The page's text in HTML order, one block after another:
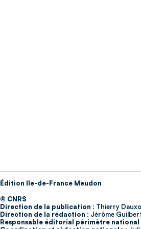
Édition Ile-de-France Meudon
© CNRS
Direction de la publication : Thierry
Direction de la rédaction : Jérôme
Responsable éditorial périmètre national